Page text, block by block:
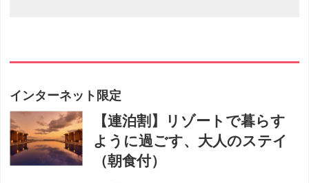
インターネット限定
【連泊割】リゾートで暮らす
ように過ごす、大人のステイ
（朝食付）